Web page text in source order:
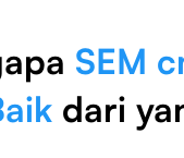
SEM
dari